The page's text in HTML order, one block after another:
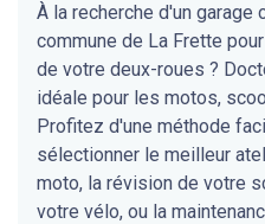
À la recherche d'un garage
commune de La Frette
de votre deux-roues ?
idéale pour les motos,
Profitez d'une méthode
sélectionner le meilleur
moto, la révision de votre
votre vélo, ou la